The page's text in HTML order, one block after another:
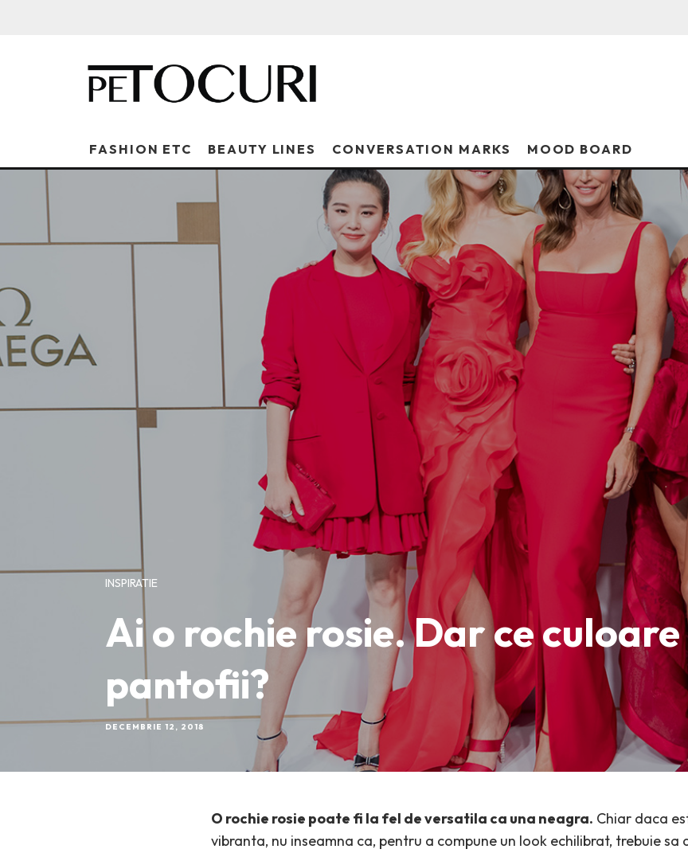
FASHION ETC BEAUTY LINES CONVERSATION MARKS MOOD BOARD
INSPIRATIE
Ai o rochie rosie. Dar ce
pantofii?
DECEMBRIE 12, 2018
O rochie rosie poate fi la fel de versatila ca una neagra. Chiar daca
vibranta, nu inseamna ca, pentru a compune un look echilibrat, trebuie